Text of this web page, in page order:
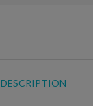
DESCRIPTION